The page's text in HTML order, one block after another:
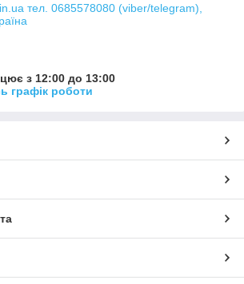
тел. 0685578080 (viber/telegram),
з 12:00 до 13:00
графік роботи